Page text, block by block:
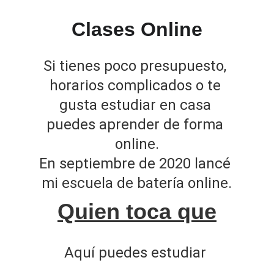
Clases Online
Si tienes poco presupuesto,
horarios complicados o te
gusta estudiar en casa
puedes aprender de forma
online.
En septiembre de 2020 lancé
mi escuela de batería online.
Quien toca que
Aquí puedes estudiar